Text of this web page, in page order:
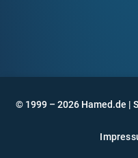
© 1999 – 2026 Hamed.de |